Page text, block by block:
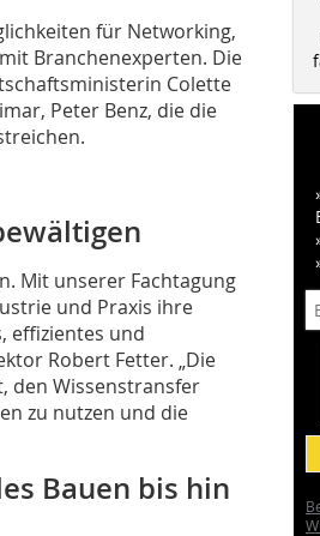
für Networking,
Branchenexperten. Die
Colette
Peter Benz, die die
Mit unserer Fachtagung
und Praxis ihre
effizientes und
Robert Fetter. „Die
den Wissenstransfer
zu nutzen und die
Bauen bis hin